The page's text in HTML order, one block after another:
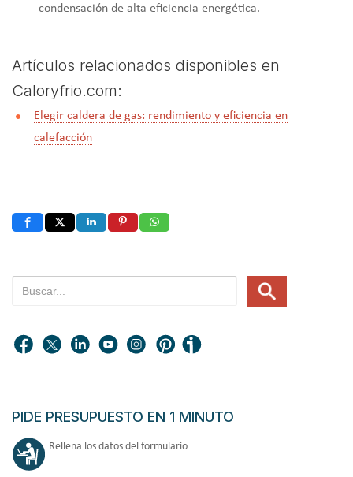
condensación de alta eficiencia energética.
Artículos relacionados disponibles en
Caloryfrio.com:
Elegir caldera de gas: rendimiento y eficiencia en
calefacción
PIDE PRESUPUESTO EN 1 MINUTO
Rellena los datos del formulario